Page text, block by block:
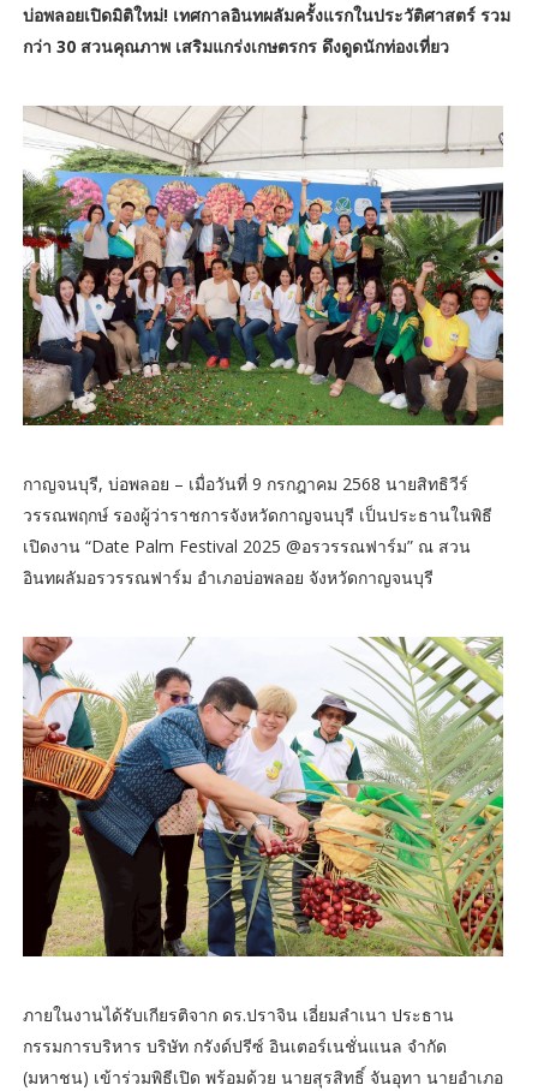
บ่อพลอยเปิดมิติใหม่! เทศกาลอินทผลัมครั้งแรกในประวัติศาสตร์ รวม
กว่า 30 สวนคุณภาพ เสริมแกร่งเกษตรกร ดึงดูดนักท่องเที่ยว
กาญจนบุรี, บ่อพลอย – เมื่อวันที่ 9 กรกฎาคม 2568 นายสิทธิวีร์
วรรณพฤกษ์ รองผู้ว่าราชการจังหวัดกาญจนบุรี เป็นประธานในพิธี
เปิดงาน “Date Palm Festival 2025 @อรวรรณฟาร์ม” ณ สวน
อินทผลัมอรวรรณฟาร์ม อำเภอบ่อพลอย จังหวัดกาญจนบุรี
ภายในงานได้รับเกียรติจาก ดร.ปราจิน เอี่ยมลำเนา ประธาน
กรรมการบริหาร บริษัท กรังด์ปรีซ์ อินเตอร์เนชั่นแนล จำกัด
(มหาชน) เข้าร่วมพิธีเปิด พร้อมด้วย นายสุรสิทธิ์ จันอุทา นายอำเภอ